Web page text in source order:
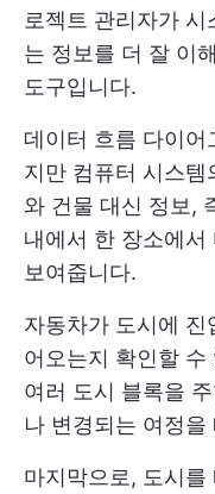
로젝트 관리자가
는 정보를 더 잘 이
도구입니다.
데이터 흐름 다이
지만 컴퓨터 시스템
와 건물 대신 정보,
내에서 한 장소에
보여줍니다.
자동차가 도시에
어오는지 확인할
여러 도시 블록을
나 변경되는 여정
마지막으로, 도시를